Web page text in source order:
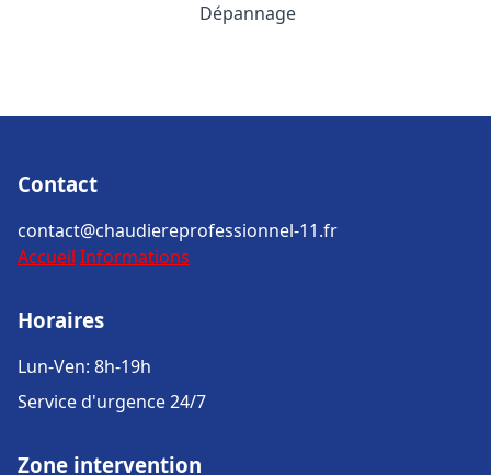
Dépannage
Contact
contact@chaudiereprofessionnel-11.fr
Accueil Informations
Horaires
Lun-Ven: 8h-19h
Service d'urgence 24/7
Zone intervention